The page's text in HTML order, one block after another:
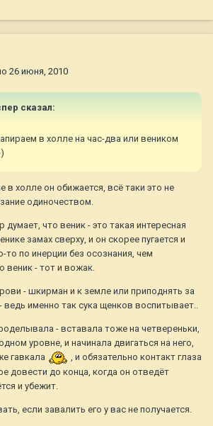
26 июня, 2010
сказал:
в холле на час-два или веником
в холле он обижается, всё таки это не
одиночеством.
думает, что веник - это такая интересная
замах сверху, и он скорее пугается и
то по инерции без осознания, чем
веник - тот и вожак.
- шкирман и к земле или приподнять за
именно так сука щенков воспитывает..
- вставала тоже на четвереньки,
уровне, и начинала двигаться на него,
гавкала
, и обязательно контакт глаза
довести до конца, когда он отведёт
и убежит.
если завалить его у вас не получается.